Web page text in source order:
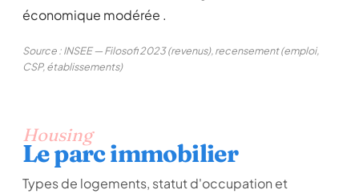
économique modérée .
Source : INSEE — Filosofi 2023 (revenus), recensement (emploi,
CSP, établissements)
Housing
Le parc immobilier
Types de logements, statut d'occupation et